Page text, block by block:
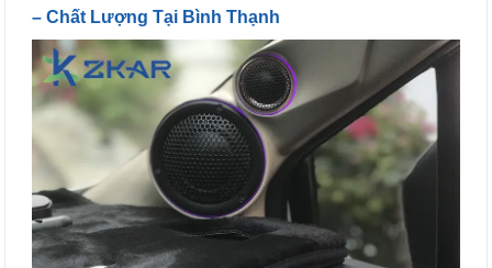
– Chất Lượng Tại Bình Thạnh